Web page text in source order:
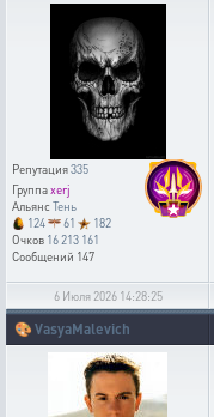
Репутация335
Группаxerj
АльянсТень
124
61
182
Очков 16 213 161
Сообщений 147
6 Июля 2026 14:28:25
🎨 VasyaMalevich